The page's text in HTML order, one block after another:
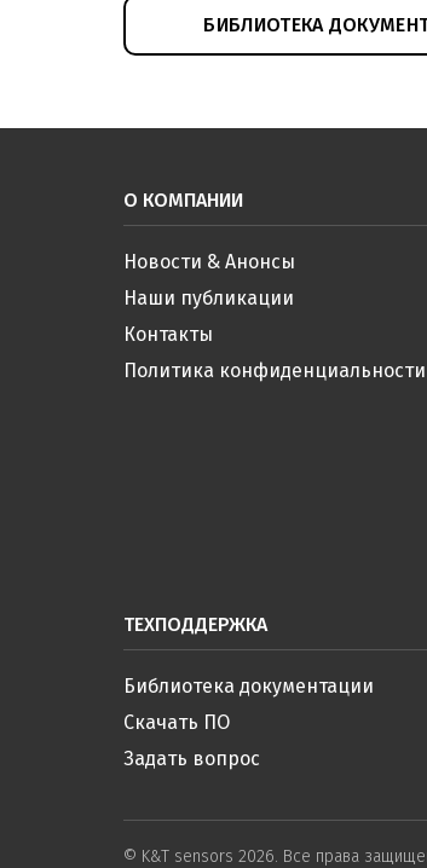
БИБЛИОТЕКА
О КОМПАНИИ
Новости & Анонсы
Наши публикации
Контакты
Политика конфиденциальности
ТЕХПОДДЕРЖКА
Библиотека документации
Скачать ПО
Задать вопрос
© K&T sensors 2026. Все права